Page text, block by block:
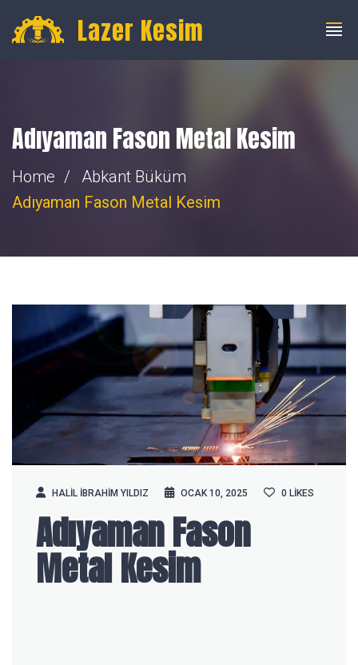
info@fibercnclazer.com
Lazer Kesim
Adıyaman Fason Metal Kesim
Home
Abkant Büküm
Adıyaman Fason Metal Kesim
HALIL IBRAHIM YILDIZ OCAK 10, 2025 0 LIKES
Adıyaman Fason
Metal Kesim